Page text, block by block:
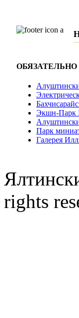
Экшн-Парк
Парк
Галерея
rights